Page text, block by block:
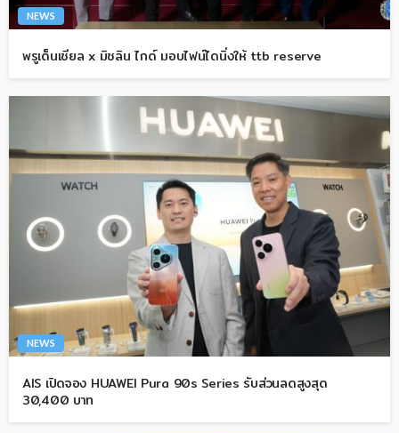
NEWS
พรูเด็นเชียล x มิชลิน ไกด์ มอบไฟน์ไดนิ่งให้ ttb reserve
NEWS
AIS เปิดจอง HUAWEI Pura 90s Series รับส่วนลดสูงสุด
30,400 บาท